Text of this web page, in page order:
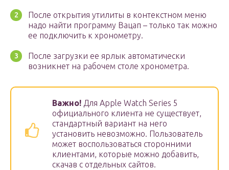
После открытия утилиты в контекстном меню
надо найти программу Вацап – только так можно
ее подключить к хронометру.
После загрузки ее ярлык автоматически
возникнет на рабочем столе хронометра.
Важно! Для Apple Watch Series 5
официального клиента не существует,
стандартный вариант на него
установить невозможно. Пользователь
может воспользоваться сторонними
клиентами, которые можно добавить,
скачав с отдельных сайтов.